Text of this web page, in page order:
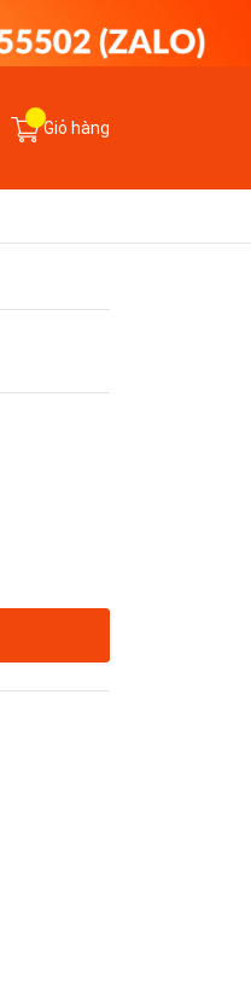
Giỏ hàng